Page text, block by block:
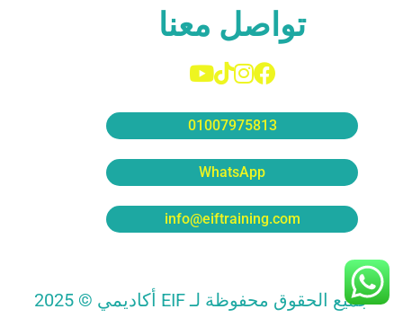
تواصل معنا
01007975813
WhatsApp
info@eiftraining.com
جميع الحقوق محفوظة لـ EIF أكاديمي © 2025